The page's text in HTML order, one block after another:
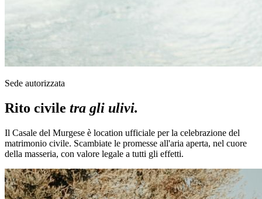
Sede autorizzata
Rito civile tra gli ulivi.
Il Casale del Murgese è location ufficiale per la celebrazione del
matrimonio civile. Scambiate le promesse all'aria aperta, nel cuore
della masseria, con valore legale a tutti gli effetti.